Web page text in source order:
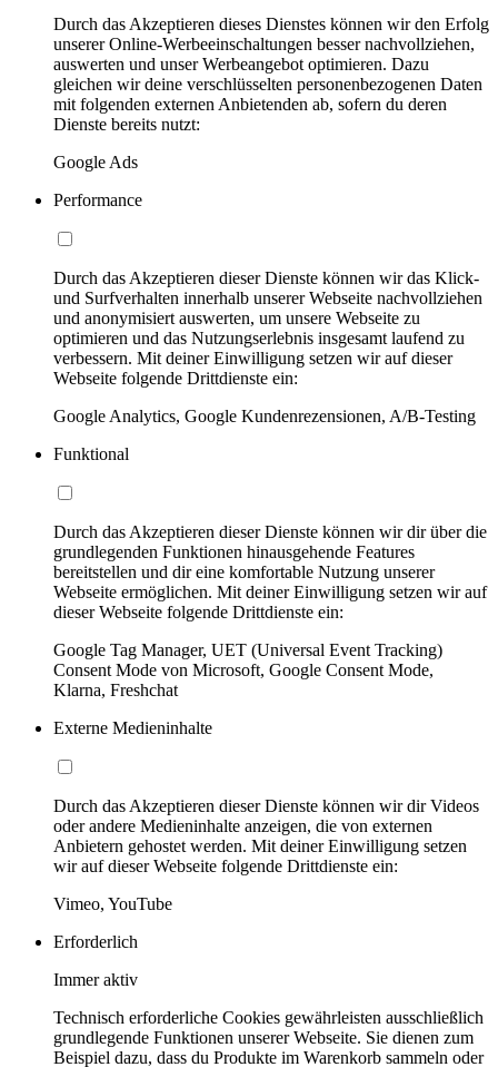
Durch das Akzeptieren dieses Dienstes können wir den Erfolg
unserer Online-Werbeeinschaltungen besser nachvollziehen,
auswerten und unser Werbeangebot optimieren. Dazu
gleichen wir deine verschlüsselten personenbezogenen Daten
mit folgenden externen Anbietenden ab, sofern du deren
Dienste bereits nutzt:
Google Ads
Performance
Durch das Akzeptieren dieser Dienste können wir das Klick-
und Surfverhalten innerhalb unserer Webseite nachvollziehen
und anonymisiert auswerten, um unsere Webseite zu
optimieren und das Nutzungserlebnis insgesamt laufend zu
verbessern. Mit deiner Einwilligung setzen wir auf dieser
Webseite folgende Drittdienste ein:
Google Analytics, Google Kundenrezensionen, A/B-Testing
Funktional
Durch das Akzeptieren dieser Dienste können wir dir über die
grundlegenden Funktionen hinausgehende Features
bereitstellen und dir eine komfortable Nutzung unserer
Webseite ermöglichen. Mit deiner Einwilligung setzen wir auf
dieser Webseite folgende Drittdienste ein:
Google Tag Manager, UET (Universal Event Tracking)
Consent Mode von Microsoft, Google Consent Mode,
Klarna, Freshchat
Externe Medieninhalte
Durch das Akzeptieren dieser Dienste können wir dir Videos
oder andere Medieninhalte anzeigen, die von externen
Anbietern gehostet werden. Mit deiner Einwilligung setzen
wir auf dieser Webseite folgende Drittdienste ein:
Vimeo, YouTube
Erforderlich
Immer aktiv
Technisch erforderliche Cookies gewährleisten ausschließlich
grundlegende Funktionen unserer Webseite. Sie dienen zum
Beispiel dazu, dass du Produkte im Warenkorb sammeln oder